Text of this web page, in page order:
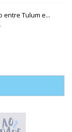
entre Tulum e...